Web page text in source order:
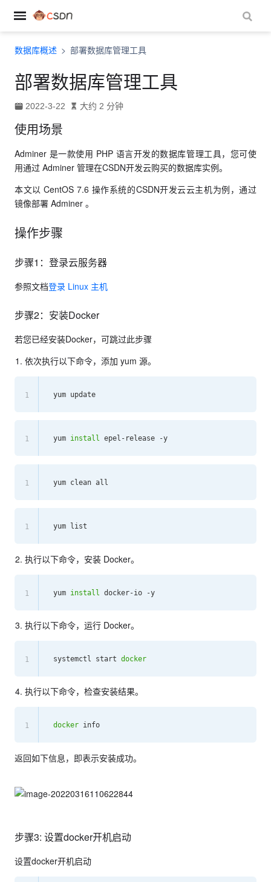
数据库概述 部署数据库管理工具
部署数据库管理工具
2022-3-22 大约 2 分钟
使用场景
Adminer 是一款使用 PHP 语言开发的数据库管理工具，您可使
用通过 Adminer 管理在CSDN开发云购买的数据库实例。
本文以 CentOS 7.6 操作系统的CSDN开发云云主机为例，通过
镜像部署 Adminer 。
操作步骤
步骤1：登录云服务器
参照文档登录 Linux 主机
步骤2：安装Docker
若您已经安装Docker，可跳过此步骤
依次执行以下命令，添加 yum 源。
1
yum install
1
1
1
执行以下命令，安装 Docker。
yum install
1
执行以下命令，运行 Docker。
systemctl start docker
1
执行以下命令，检查安装结果。
docker
1
返回如下信息，即表示安装成功。
步骤3: 设置docker开机启动
设置docker开机启动